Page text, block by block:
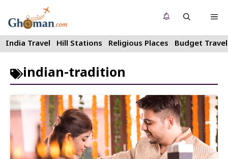
to
content
India Travel Hill Stations Religious Places Budget Travel
indian-tradition